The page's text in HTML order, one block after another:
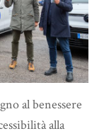
al benessere
alla